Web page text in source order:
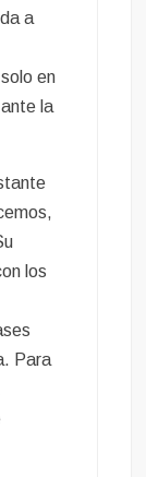
a
en
la
los
Para